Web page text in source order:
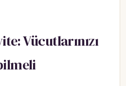
Vücutlarınızı